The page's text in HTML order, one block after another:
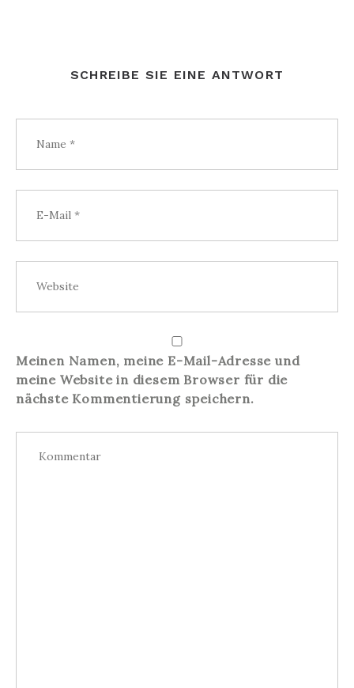
SCHREIBE SIE EINE ANTWORT
Meinen Namen, meine E-Mail-Adresse und
meine Website in diesem Browser für die
nächste Kommentierung speichern.